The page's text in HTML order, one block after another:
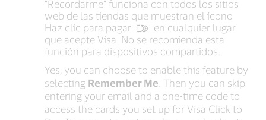
“Recordarme” funciona con todos los sitios
web de las tiendas que muestran el ícono
Haz clic para pagar
en cualquier lugar
que acepte Visa. No se recomienda esta
función para dispositivos compartidos.
Yes, you can choose to enable this feature by
selecting Remember Me . Then you can skip
entering your email and a one-time code to
access the cards you set up for Visa Click to